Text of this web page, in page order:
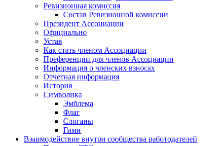
Ревизионная комиссия
Состав Ревизионной комиссии
Президент Ассоциации
Официально
Устав
Как стать членом Ассоциации
Преференции для членов Ассоциации
Информация о членских взносах
Отчетная информация
История
Символика
Эмблема
Флаг
Слоганы
Гимн
Взаимодействие внутри сообщества работодателей